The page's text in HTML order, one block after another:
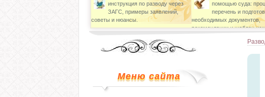
инструкция по разводу через
ЗАГС, примеры заявлений,
советы и нюансы.
помощью суда:
перечень и
необходимых документов,
рекомендации и шаблон
Меню сайта